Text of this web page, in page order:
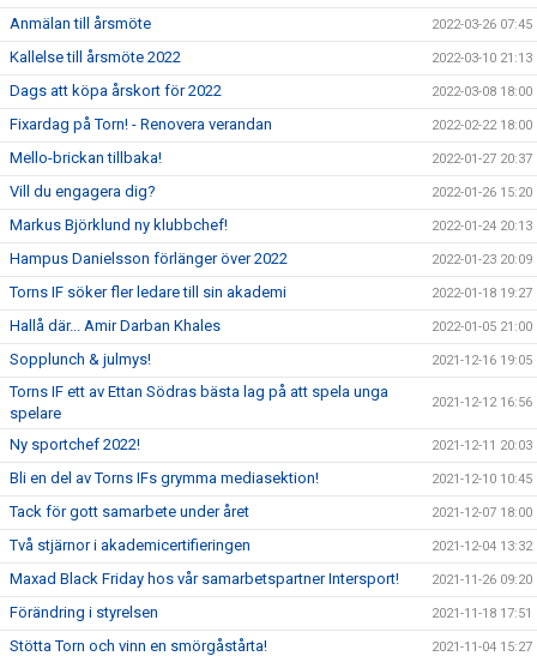
Anmälan till årsmöte 2022-03-26 07:45
Kallelse till årsmöte 2022 2022-03-10 21:13
Dags att köpa årskort för 2022 2022-03-08 18:00
Fixardag på Torn! - Renovera verandan 2022-02-22 18:00
Mello-brickan tillbaka! 2022-01-27 20:37
Vill du engagera dig? 2022-01-26 15:20
Markus Björklund ny klubbchef! 2022-01-24 20:13
Hampus Danielsson förlänger över 2022 2022-01-23 20:09
Torns IF söker fler ledare till sin akademi 2022-01-18 19:27
Hallå där... Amir Darban Khales 2022-01-05 21:00
Sopplunch & julmys! 2021-12-16 19:05
Torns IF ett av Ettan Södras bästa lag på att spela unga
spelare
2021-12-12 16:56
Ny sportchef 2022! 2021-12-11 20:03
Bli en del av Torns IFs grymma mediasektion! 2021-12-10 10:45
Tack för gott samarbete under året 2021-12-07 18:00
Två stjärnor i akademicertifieringen 2021-12-04 13:32
Maxad Black Friday hos vår samarbetspartner Intersport! 2021-11-26 09:20
Förändring i styrelsen 2021-11-18 17:51
Stötta Torn och vinn en smörgåstårta! 2021-11-04 15:27